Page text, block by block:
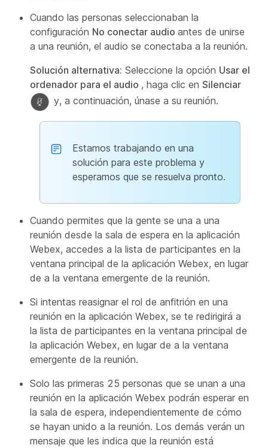
Cuando las personas seleccionaban la
configuración No conectar audio antes de unirse
a una reunión, el audio se conectaba a la reunión.
Solución alternativa: Seleccione la opción Usar el
ordenador para el audio , haga clic en Silenciar
y, a continuación, únase a su reunión.
Estamos trabajando en una
solución para este problema y
esperamos que se resuelva pronto.
Cuando permites que la gente se una a una
reunión desde la sala de espera en la aplicación
Webex, accedes a la lista de participantes en la
ventana principal de la aplicación Webex, en lugar
de a la ventana emergente de la reunión.
Si intentas reasignar el rol de anfitrión en una
reunión en la aplicación Webex, se te redirigirá a
la lista de participantes en la ventana principal de
la aplicación Webex, en lugar de a la ventana
emergente de la reunión.
Solo las primeras 25 personas que se unan a una
reunión en la aplicación Webex podrán esperar en
la sala de espera, independientemente de cómo
se hayan unido a la reunión. Los demás verán un
mensaje que les indica que la reunión está